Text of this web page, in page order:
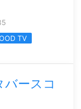
TV
バースコ